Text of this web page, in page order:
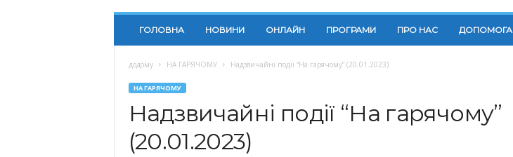
ГОЛОВНА НОВИНИ ОНЛАЙН ПРОГРАМИ ПРО НАС ДОПОМОГА
додому НА ГАРЯЧОМУ Надзвичайні події “На гарячому” (20.01.2023)
НА ГАРЯЧОМУ
Надзвичайні події “На гарячому”
(20.01.2023)